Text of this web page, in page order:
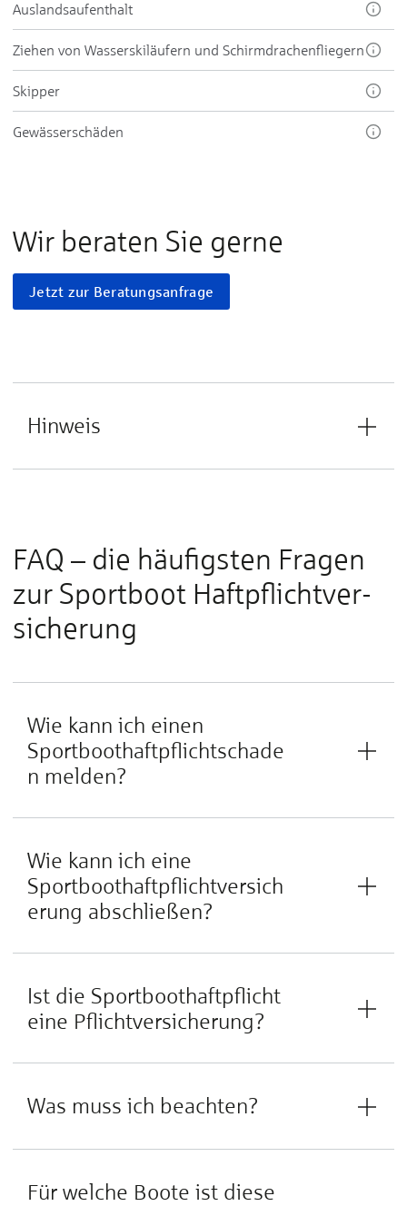
Aus­lands­auf­ent­halt
Zie­hen von Was­ser­ski­läu­fern und Schirm­dra­chen­flie­gern
Skip­per
Ge­wäs­ser­schä­den
Wir beraten Sie gerne
Jetzt zur Beratungsanfrage
Hinweis
FAQ – die häufigsten Fra­gen
zur Sport­boot Haftpflicht­ver­
sicherung
Wie kann ich einen
Sportboothaftpflichtschade
n melden?
Wie kann ich eine
Sportboothaftpflichtversich
erung abschließen?
Ist die Sportboothaftpflicht
eine Pflichtversicherung?
Was muss ich beachten?
Für welche Boote ist diese